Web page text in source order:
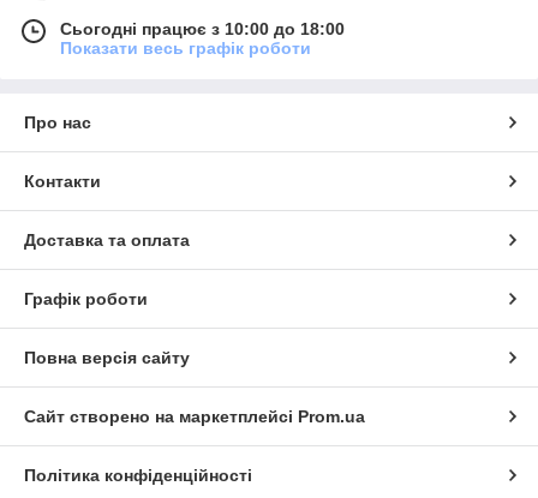
Сьогодні працює з 10:00 до 18:00
Показати весь графік роботи
Про нас
Контакти
Доставка та оплата
Графік роботи
Повна версія сайту
Сайт створено на маркетплейсі Prom.ua
Політика конфіденційності